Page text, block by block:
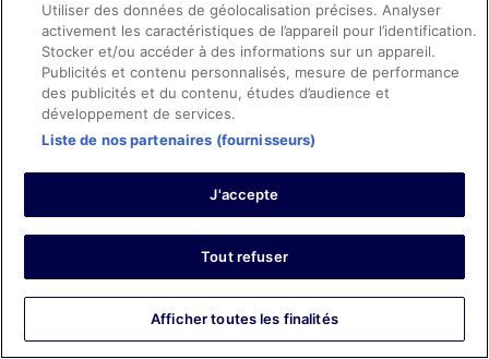
Avis vérifié
8/10 Bien
Violaine
17 janv. 2023
Les points forts : Propreté et confort de la chambre
bémol le coin piscine et jacuzzi qui mériterait quelques
Séjour de 2 nuits en janvier 2023
8/10 Bien
Utiliser des données de géolocalisation précises. Analyser
activement les caractéristiques de l’appareil pour l’identification.
Stocker et/ou accéder à des informations sur un appareil.
Publicités et contenu personnalisés, mesure de performance
des publicités et du contenu, études d’audience et
développement de services.
Liste de nos partenaires (fournisseurs)
J'accepte
Tout refuser
Afficher toutes les finalités